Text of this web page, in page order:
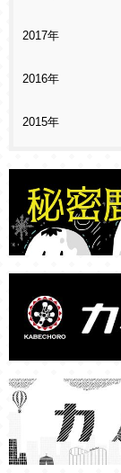
2017年
2016年
2015年